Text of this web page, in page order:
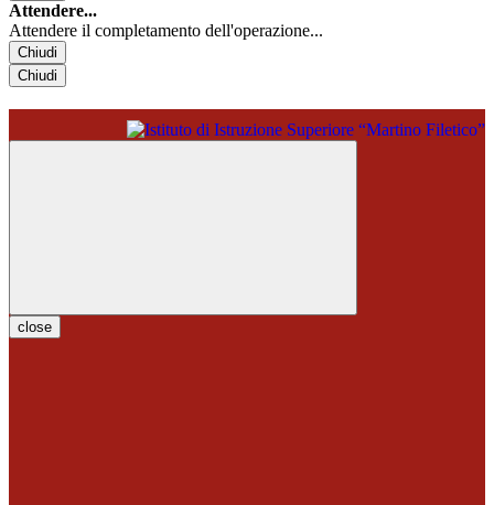
Attendere...
Attendere il completamento dell'operazione...
Chiudi
Chiudi
close